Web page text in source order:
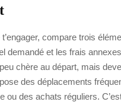
compare trois
demandé et les frais
chère au départ, mais
des déplacements
ou des achats réguliers.